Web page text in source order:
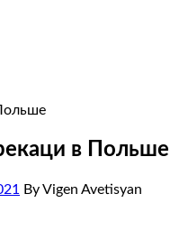
в Польше
By Vigen Avetisyan